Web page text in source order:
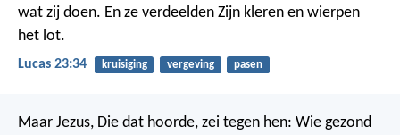
wat zij doen. En ze verdeelden Zijn kleren en wierpen
het lot.
Lucas 23:34 kruisiging vergeving pasen
Maar Jezus, Die dat hoorde, zei tegen hen: Wie gezond